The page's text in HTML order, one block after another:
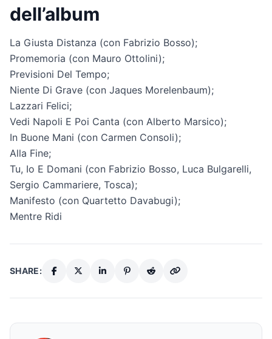
dell’album
La Giusta Distanza (con Fabrizio Bosso);
Promemoria (con Mauro Ottolini);
Previsioni Del Tempo;
Niente Di Grave (con Jaques Morelenbaum);
Lazzari Felici;
Vedi Napoli E Poi Canta (con Alberto Marsico);
In Buone Mani (con Carmen Consoli);
Alla Fine;
Tu, Io E Domani (con Fabrizio Bosso, Luca Bulgarelli,
Sergio Cammariere, Tosca);
Manifesto (con Quartetto Davabugi);
Mentre Ridi
SHARE: